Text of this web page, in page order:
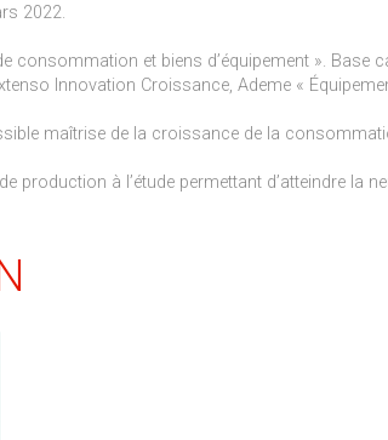
2022.
et biens d’équipement ». Base
Innovation Croissance, Ademe «
maîtrise de la croissance de la
production à l’étude permettant d’atteindre la